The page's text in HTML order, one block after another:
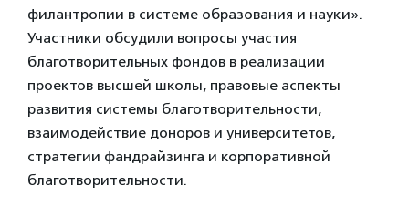
филантропии в системе образования и науки».
Участники обсудили вопросы участия
благотворительных фондов в реализации
проектов высшей школы, правовые аспекты
развития системы благотворительности,
взаимодействие доноров и университетов,
стратегии фандрайзинга и корпоративной
благотворительности.